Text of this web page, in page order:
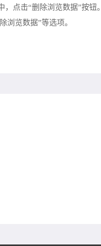
，点击“删除浏览数据”按钮。
浏览数据”等选项。